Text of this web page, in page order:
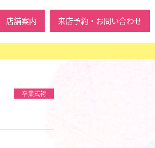
店舗案内 来店予約・お問い合わせ
卒業式袴